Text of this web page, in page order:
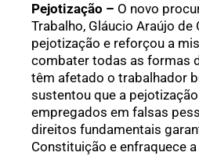
Pejotização – O novo
Trabalho, Gláucio Araújo de
pejotização e reforçou a
combater todas as formas
têm afetado o trabalhador
sustentou que a
empregados em falsas
direitos fundamentais
Constituição e enfraquece